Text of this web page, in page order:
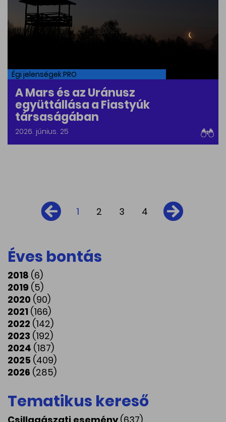
Égi jelenségek PRO
A Mars és az Uránusz
együttállása a Fiastyúk
társaságában
2026. június. 25
1 2 3 4
Éves bontás
2018 (6)
2019 (5)
2020 (90)
2021 (166)
2022 (142)
2023 (192)
2024 (187)
2025 (409)
2026 (285)
Tematikus kereső